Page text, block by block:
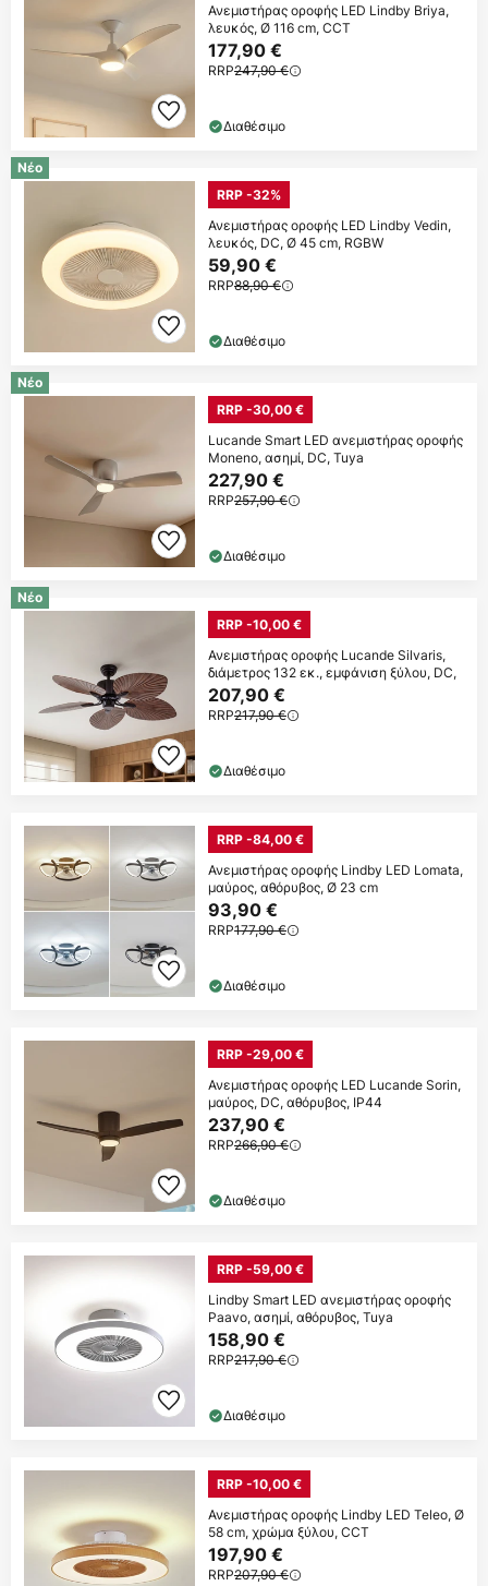
Ανεμιστήρας οροφής LED Lindby Briya,
λευκός, Ø 116 cm, CCT
177,90 €
RRP247,90 €
Διαθέσιμο
Νέο
RRP -32%
Ανεμιστήρας οροφής LED Lindby Vedin,
λευκός, DC, Ø 45 cm, RGBW
59,90 €
RRP88,90 €
Διαθέσιμο
Νέο
RRP -30,00 €
Lucande Smart LED ανεμιστήρας οροφής
Moneno, ασημί, DC, Tuya
227,90 €
RRP257,90 €
Διαθέσιμο
Νέο
RRP -10,00 €
Ανεμιστήρας οροφής Lucande Silvaris,
διάμετρος 132 εκ., εμφάνιση ξύλου, DC,
207,90 €
RRP217,90 €
Διαθέσιμο
RRP -84,00 €
Ανεμιστήρας οροφής Lindby LED Lomata,
μαύρος, αθόρυβος, Ø 23 cm
93,90 €
RRP177,90 €
Διαθέσιμο
RRP -29,00 €
Ανεμιστήρας οροφής LED Lucande Sorin,
μαύρος, DC, αθόρυβος, IP44
237,90 €
RRP266,90 €
Διαθέσιμο
RRP -59,00 €
Lindby Smart LED ανεμιστήρας οροφής
Paavo, ασημί, αθόρυβος, Tuya
158,90 €
RRP217,90 €
Διαθέσιμο
RRP -10,00 €
Ανεμιστήρας οροφής Lindby LED Teleo, Ø
58 cm, χρώμα ξύλου, CCT
197,90 €
RRP207,90 €